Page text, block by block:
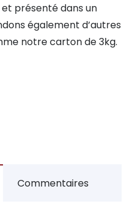
présenté dans un
également d’autres
notre carton de 3kg.
Commentaires